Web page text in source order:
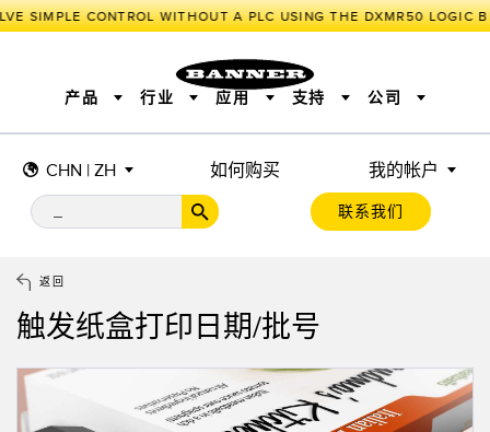
SIMPLE CONTROL WITHOUT A PLC USING THE DXMR50 LOGIC
CHN | ZH 如何购买 我的帐户
联系我们
产品
传感器 测量解决方案
照明和指示
机器安全
工业无线
BARCODE & VISION
绝对值旋转编码器
SNAP SIGNAL 附件 软件 技术
行业 应用
工业物联网与智能工厂
智能传感器
机器防护
追踪和跟踪
拾取指示灯
雷达应用
工业物联网与智能工厂
支持 公司
返回
触发纸盒打印日期/批号